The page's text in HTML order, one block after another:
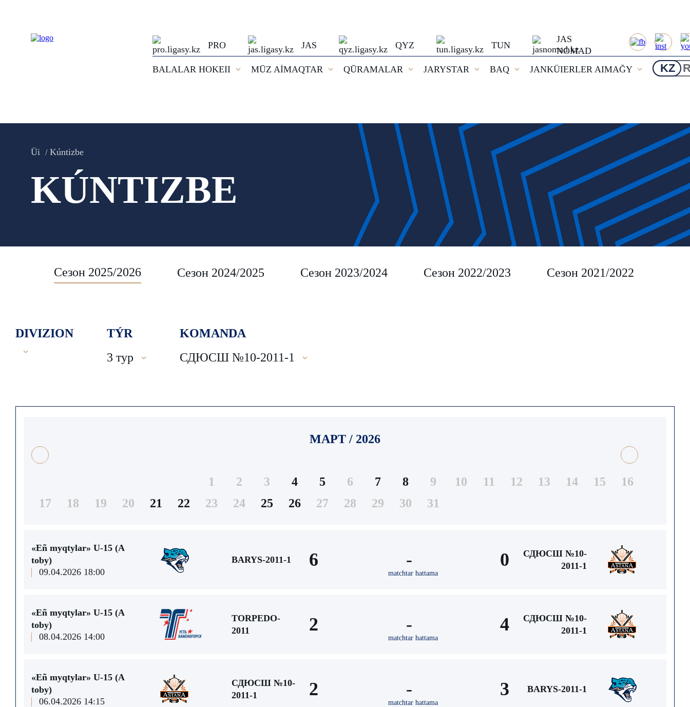
PRO JAS QYZ TUN
JAS
NOMAD
BALALAR HOKEII
MŪZ AİMAQTAR QŪRAMALAR JARYSTAR BAQ JANKÜIERLER AIMAĞY KZ
Üi Kúntizbe
KÚNTIZBE
Сезон 2025/2026 Сезон 2024/2025 Сезон 2023/2024 Сезон 2022/2023 Сезон 2021/2022
DIVIZION
TÝR
3 тур
KOMANDA
СДЮСШ №10-2011-1
МАРТ / 2026
1 2 3 4 5 6 7 8 9 10 11 12 13 14 15
16
17
18 19 20 21 22 23 24 25 26 27 28 29 30 31
«Eñ myqtylar» U-15 (A
toby)
09.04.2026 18:00
BARYS-2011-1 6 -
matchtar hattama
0
СДЮСШ №10-
2011-1
«Eñ myqtylar» U-15 (A
toby)
08.04.2026 14:00
TORPEDO-
2011
2 -
matchtar hattama
4
СДЮСШ №10-
2011-1
«Eñ myqtylar» U-15 (A
toby)
06.04.2026 14:15
СДЮСШ №10-
2011-1
2 -
matchtar hattama
3 BARYS-2011-1